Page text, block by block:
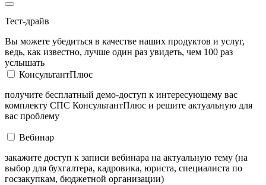
Тест-драйв
Вы можете убедиться в качестве наших продуктов и услуг,
ведь, как известно, лучше один раз увидеть, чем 100 раз
услышать
КонсультантПлюс
получите бесплатный демо-доступ к интересующему вас
комплекту СПС КонсультантПлюс и решите актуальную для
вас проблему
Вебинар
закажите доступ к записи вебинара на актуальную тему (на
выбор для бухгалтера, кадровика, юриста, специалиста по
госзакупкам, бюджетной организации)